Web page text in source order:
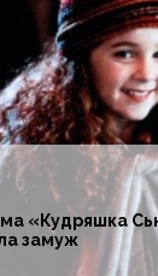
«Кудряшка
замуж